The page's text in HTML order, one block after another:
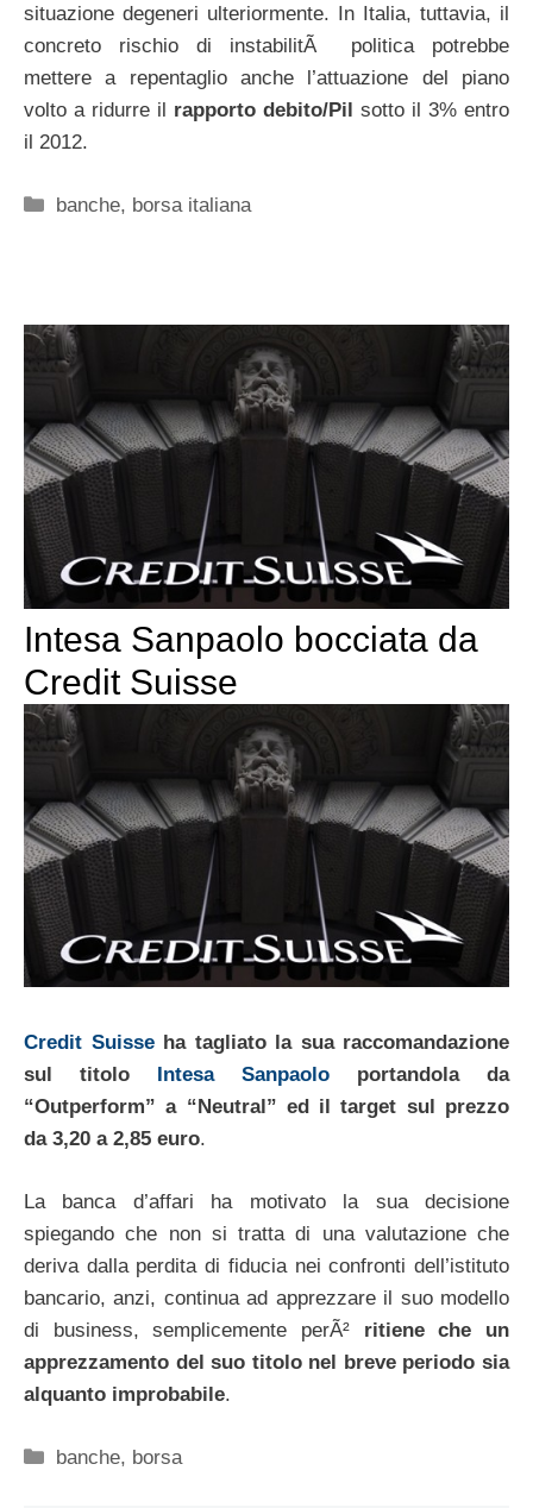
situazione degeneri ulteriormente. In Italia, tuttavia, il
concreto rischio di instabilitÃ politica potrebbe
mettere a repentaglio anche l’attuazione del piano
volto a ridurre il rapporto debito/Pil sotto il 3% entro
il 2012.
Categorie
banche, borsa italiana
Intesa Sanpaolo bocciata da
Credit Suisse
Credit Suisse ha tagliato la sua raccomandazione
sul titolo
Intesa Sanpaolo
portandola da
“Outperform” a “Neutral” ed il target sul prezzo
da 3,20 a 2,85 euro.
La banca d’affari ha motivato la sua decisione
spiegando che non si tratta di una valutazione che
deriva dalla perdita di fiducia nei confronti dell’istituto
bancario, anzi, continua ad apprezzare il suo modello
di business, semplicemente perÃ² ritiene che un
apprezzamento del suo titolo nel breve periodo sia
alquanto improbabile.
Categorie
banche, borsa